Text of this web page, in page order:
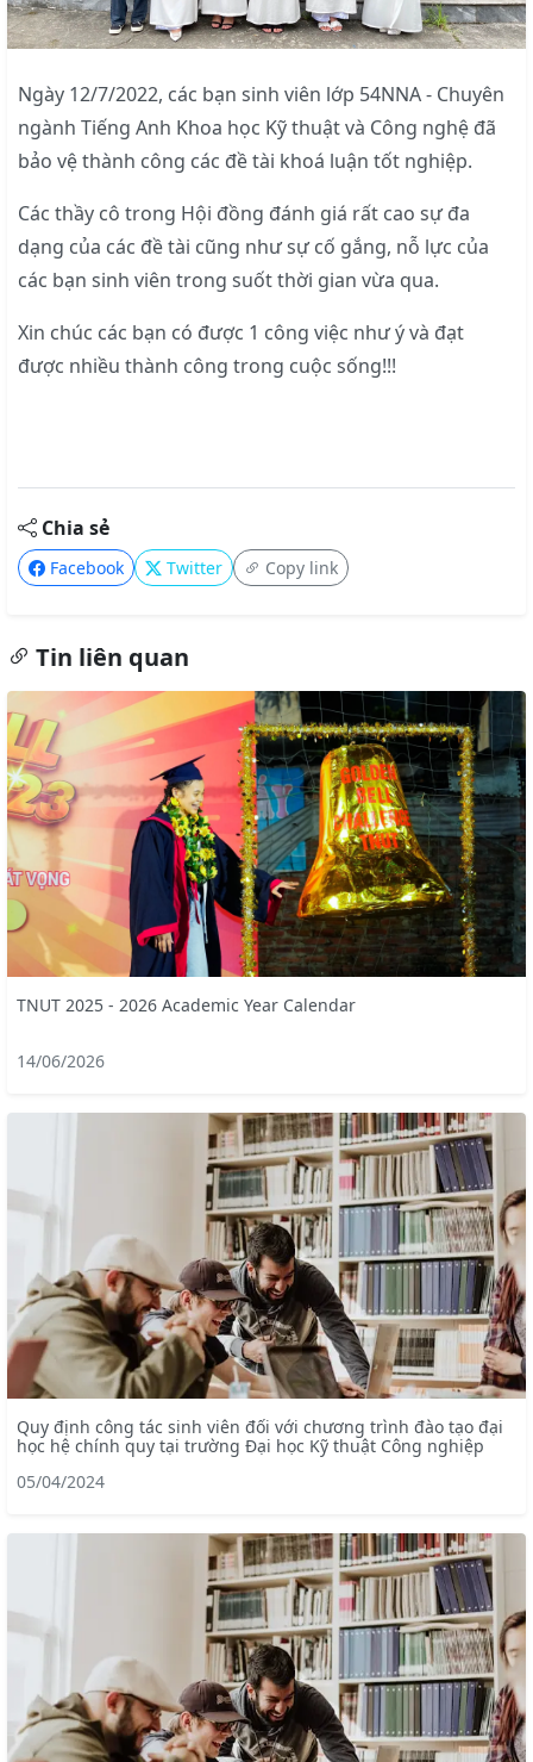
Ngày 12/7/2022, các bạn sinh viên lớp 54NNA - Chuyên
ngành Tiếng Anh Khoa học Kỹ thuật và Công nghệ đã
bảo vệ thành công các đề tài khoá luận tốt nghiệp.
Các thầy cô trong Hội đồng đánh giá rất cao sự đa
dạng của các đề tài cũng như sự cố gắng, nỗ lực của
các bạn sinh viên trong suốt thời gian vừa qua.
Xin chúc các bạn có được 1 công việc như ý và đạt
được nhiều thành công trong cuộc sống!!!
Chia sẻ
Facebook Twitter Copy link
Tin liên quan
TNUT 2025 - 2026 Academic Year Calendar
14/06/2026
Quy định công tác sinh viên đối với chương trình đào tạo đại
học hệ chính quy tại trường Đại học Kỹ thuật Công nghiệp
05/04/2024